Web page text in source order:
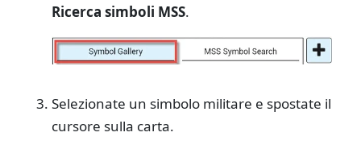
Ricerca simboli MSS.
Selezionate un simbolo militare e spostate il
cursore sulla carta.